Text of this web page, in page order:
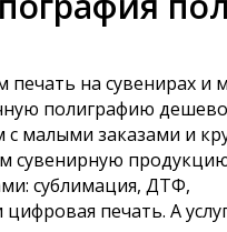
на сувенирах и
полиграфию
с малыми заказами и
сувенирную
сублимация, ДТФ,
печать. А